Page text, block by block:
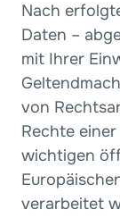
Nach
Daten –
mit Ihrer
von
Rechte
wichtigen
verarbeitet